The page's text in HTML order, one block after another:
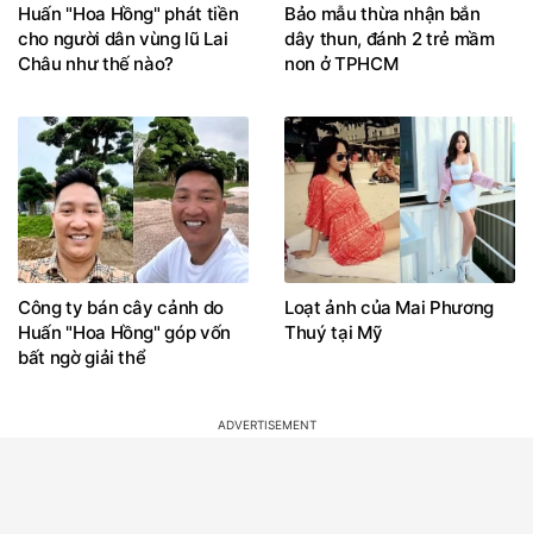
Huấn "Hoa Hồng" phát tiền
cho người dân vùng lũ Lai
Châu như thế nào?
Bảo mẫu thừa nhận bắn
dây thun, đánh 2 trẻ mầm
non ở TPHCM
Công ty bán cây cảnh do
Huấn "Hoa Hồng" góp vốn
bất ngờ giải thể
Loạt ảnh của Mai Phương
Thuý tại Mỹ